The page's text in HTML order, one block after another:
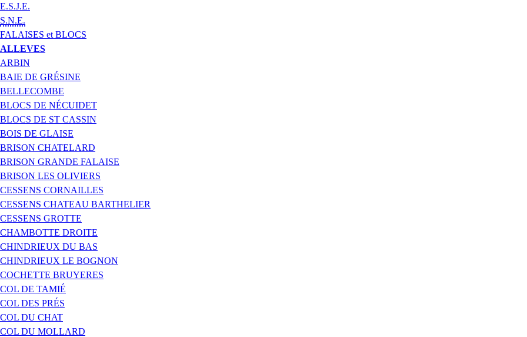
E.S.J.E.
S.N.E.
FALAISES et BLOCS
ALLEVES
ARBIN
BAIE DE GRÉSINE
BELLECOMBE
BLOCS DE NÉCUIDET
BLOCS DE ST CASSIN
BOIS DE GLAISE
BRISON CHATELARD
BRISON GRANDE FALAISE
BRISON LES OLIVIERS
CESSENS CORNAILLES
CESSENS CHATEAU BARTHELIER
CESSENS GROTTE
CHAMBOTTE DROITE
CHINDRIEUX DU BAS
CHINDRIEUX LE BOGNON
COCHETTE BRUYERES
COL DE TAMIÉ
COL DES PRÉS
COL DU CHAT
COL DU MOLLARD